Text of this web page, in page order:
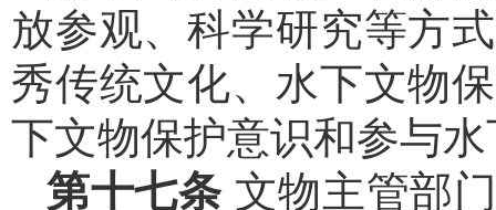
放参观、科学研究等方
秀传统文化、水下文物
下文物保护意识和参与
第十七条 文物主管部